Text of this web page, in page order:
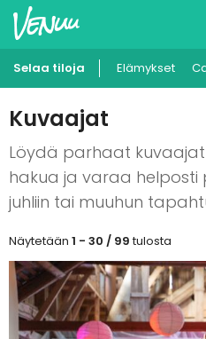
Ilmoita
Selaa tiloja Elämykset
Kuvaajat
Löydä parhaat kuvaajat
hakua ja varaa helposti
juhliin tai muuhun
Näytetään 1 - 30 / 99tulosta